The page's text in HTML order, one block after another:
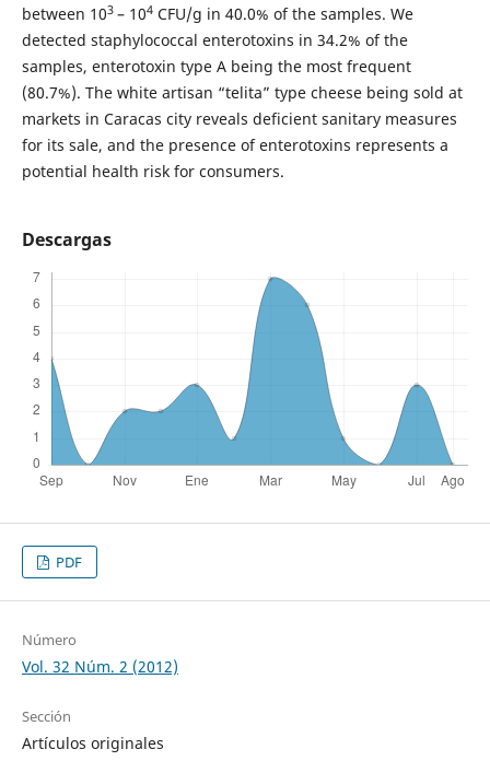
between 103 – 104CFU/g in 40.0% of the samples. We
detected staphylococcal enterotoxins in 34.2% of the
samples, enterotoxin type A being the most frequent
(80.7%). The white artisan “telita” type cheese being sold at
markets in Caracas city reveals deficient sanitary measures
for its sale, and the presence of enterotoxins represents a
potential health risk for consumers.
Descargas
PDF
Número
Vol. 32 Núm. 2 (2012)
Sección
Artículos originales